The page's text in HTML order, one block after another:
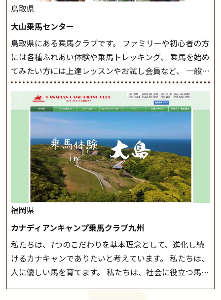
したら、 次は部班にて駈歩を含めた誘導練習を行いま
しょう。 ステップクラス ホップクラスまでに練習した
まとめをします。 三種歩法をマスターし、ワンランク上
の扶助操作や誘導方法を身につけましょう。 注意事項
◆馬場使用状況により、使用する馬場はこちらで決定い
たしますのでご了承ください ◆基本は雨天決行です
が、落雷・強風等のより、安全上急遽中止させていただ
く場合がございます。 ◆三木ホースランドパークの協議
会や講習会等により、一部レッスンが中止になる場合が
ございます。 その際、ご予約いただいている皆様には事
前にご連絡いたします。MIKIホーストレックのツアー
はこちら
鳥取県
大山乗馬センター
鳥取県にある乗馬クラブです。 ファミリーや初心者の方
には各種ふれあい体験や乗馬トレッキング、 乗馬を始め
てみたい方には上達レッスンやお試し会員など、 一般の
方に幅広くお楽しみいただける施設を目指しています。
また、お手軽（低価格）に会員になったり自分の馬を持
つことのできる乗馬クラブでもあり、 健康や趣味、スポ
ーツ競技として、老若男女様々な方が、日々乗馬をお楽
しみいただいています。 なお、ゴールデンウィークと夏
休み期間中は無休で営業していますので、ぜひご家族で
お越しください！大山乗馬センターの紹介記事はこち
福岡県
カナディアンキャンプ乗馬クラブ九州
私たちは、7つのこだわりを基本理念として、進化し続
けるカナキャンでありたいと考えています。 私たちは、
人に優しい馬を育てます。 私たちは、社会に役立つ馬を
生産します。 私たちは、馬や人々に癒しとなる環境を守